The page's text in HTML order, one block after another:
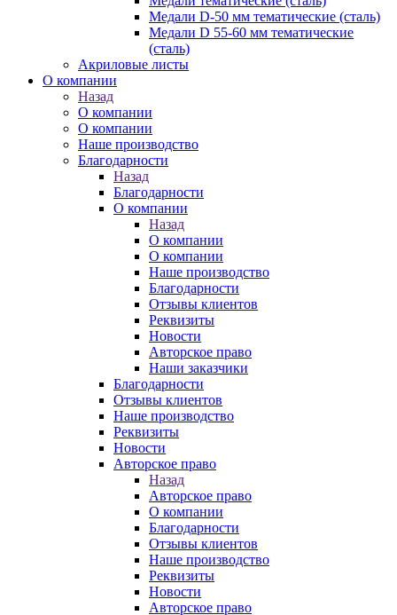
Медали D-50 мм тематические (сталь)
Медали D 55-60 мм тематические
(сталь)
Акриловые листы
О компании
Назад
О компании
О компании
Наше производство
Благодарности
Назад
Благодарности
О компании
Назад
О компании
О компании
Наше производство
Благодарности
Отзывы клиентов
Реквизиты
Новости
Авторское право
Наши заказчики
Благодарности
Отзывы клиентов
Наше производство
Реквизиты
Новости
Авторское право
Назад
Авторское право
О компании
Благодарности
Отзывы клиентов
Наше производство
Реквизиты
Новости
Авторское право